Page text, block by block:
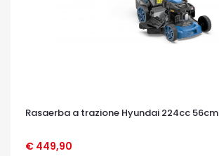
Rasaerba a trazione Hyundai 224cc 56cm
€ 449,90
OCCHIATA VELOCE